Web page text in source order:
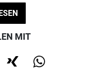
MIT